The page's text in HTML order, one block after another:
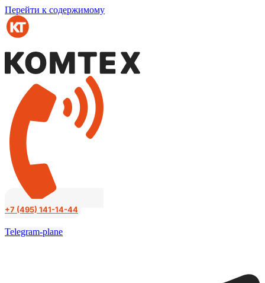
Перейти к содержимому
+7 (495) 141-14-44
Telegram-plane